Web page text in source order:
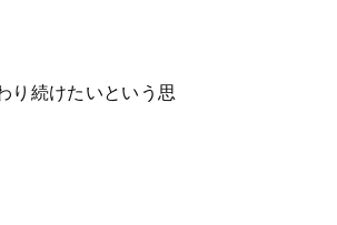
り続けたいという思